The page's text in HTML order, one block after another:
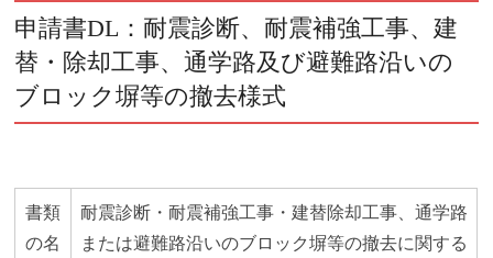
申請書DL：耐震診断、耐震補強工事、建
替・除却工事、通学路及び避難路沿いの
ブロック塀等の撤去様式
書類
の名
耐震診断・耐震補強工事・建替除却工事、通学路
または避難路沿いのブロック塀等の撤去に関する